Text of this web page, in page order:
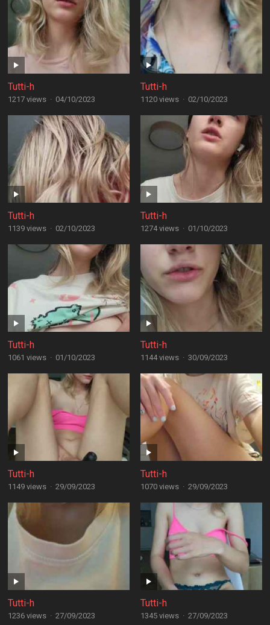
Tutti-h
1217 views · 04/10/2023
Tutti-h
1120 views · 02/10/2023
Tutti-h
1139 views · 02/10/2023
Tutti-h
1274 views · 01/10/2023
Tutti-h
1061 views · 01/10/2023
Tutti-h
1144 views · 30/09/2023
Tutti-h
1149 views · 29/09/2023
Tutti-h
1070 views · 29/09/2023
Tutti-h
1236 views · 27/09/2023
Tutti-h
1345 views · 27/09/2023